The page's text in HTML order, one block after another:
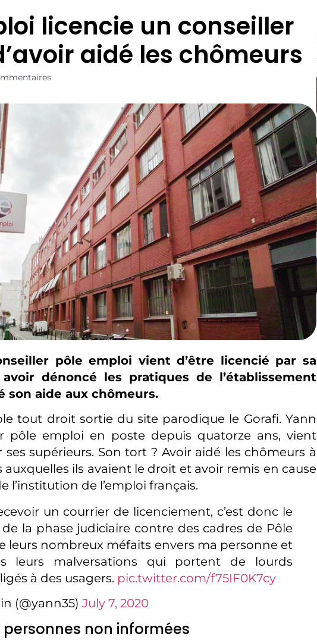
licencie un conseiller
aidé les chômeurs
pôle emploi vient d’être licencié par sa
dénoncé les pratiques de l’établissement
son aide aux chômeurs.
tout droit sortie du site parodique le Gorafi. Yann
pôle emploi en poste depuis quatorze ans, vient
supérieurs. Son tort ? Avoir aidé les chômeurs à
ils avaient le droit et avoir remis en cause
l’institution de l’emploi français.
un courrier de licenciement, c’est donc le
la phase judiciaire contre des cadres de Pôle
leurs nombreux méfaits envers ma personne et
leurs malversations qui portent de lourds
à des usagers. pic.twitter.com/f75IF0K7cy
(@yann35) July 7, 2020
personnes non informées